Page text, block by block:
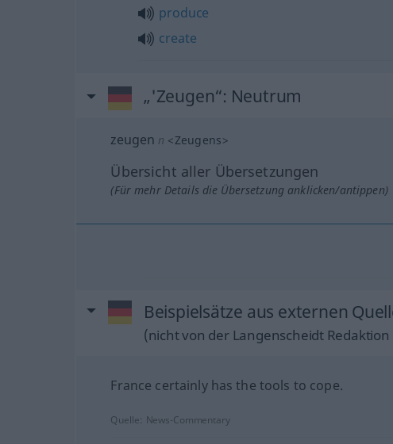
produce
create
„'Zeugen“: Neutrum
zeugen n <Zeugens>
Übersicht aller Übersetzungen
(Für mehr Details die Übersetzung anklicken/antippen)
Beispielsätze aus externen
(nicht von der Langenscheidt
France certainly has the tools to cope.
Quelle: News-Commentary